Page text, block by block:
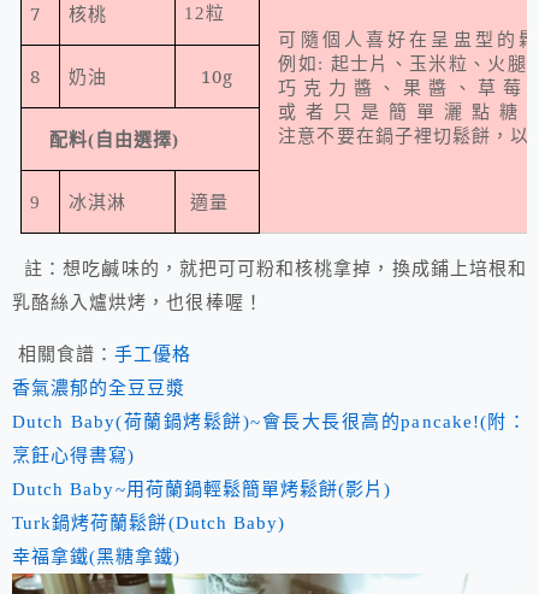
可隨個人喜好在呈盅型的
例如 : 起士片、玉米粒、火腿
巧克力醬、果醬、草莓
或者只是簡單灑點糖
注意不要在鍋子裡切鬆餅，以
7 核桃 12粒
8 奶油 10g
配料( 自由選擇)
9 冰淇淋 適量
註：想吃鹹味的，就把可可粉和核桃拿掉，換成鋪上培根和
乳酪絲入爐烘烤，也很棒喔！
相關食譜：手工優格
香氣濃郁的全豆豆漿
Dutch Baby(荷蘭鍋烤鬆餅)~會長大長很高的pancake!(附：
烹飪心得書寫)
Dutch Baby~用荷蘭鍋輕鬆簡單烤鬆餅(影片)
Turk鍋烤荷蘭鬆餅(Dutch Baby)
幸福拿鐵(黑糖拿鐵)